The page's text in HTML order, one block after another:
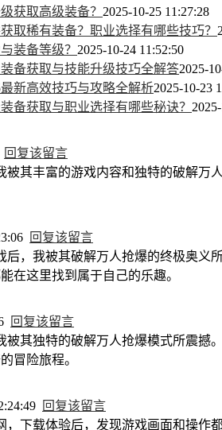
获取高级装备？ 2025-10-25 11:27:28
取稀有装备？职业选择有哪些技巧？
装备等级？ 2025-10-24 11:52:50
备获取与技能升级技巧全解答2025-
新高效技巧与攻略全解析2025-10-23
备获取与职业选择有哪些秘诀？
回复该留言
被其丰富的游戏内容和独特的破解
回复该留言
后，我被其破解万人抢爆的终极奥
在这里找到属于自己的乐趣。
回复该留言
被其独特的破解万人抢爆模式所震
冒险旅程。
回复该留言
，下载体验后，发现游戏画面和操